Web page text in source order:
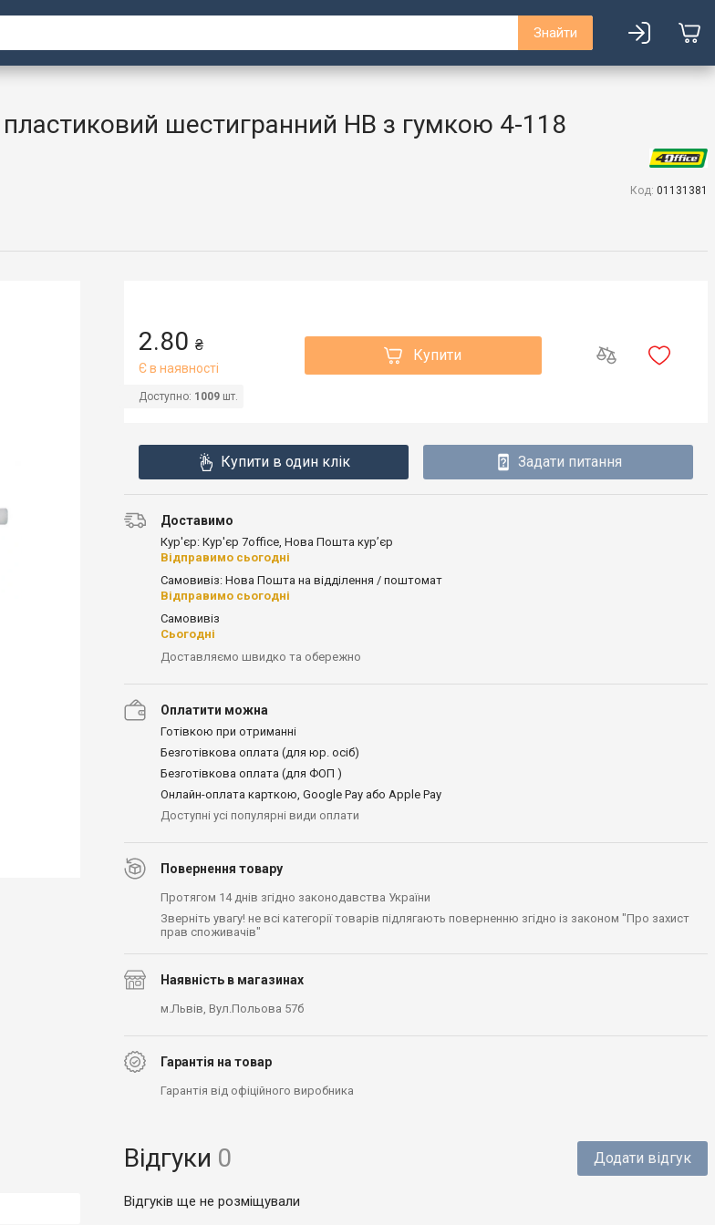
Знайти
шестигранний HB з гумкою 4-118
Код: 01131381
2.80 ₴
Є в наявності
Доступно: 1009 шт.
Купити
Купити в один клік Задати питання
Доставимо
Кур'єр: Кур'єр 7office, Нова Пошта кур’єр
Відправимо сьогодні
Самовивіз: Нова Пошта на відділення / поштомат
Відправимо сьогодні
Самовивіз
Сьогодні
Доставляємо швидко та обережно
Оплатити можна
Готівкою при отриманні
Безготівкова оплата (для юр. осіб)
Безготівкова оплата (для ФОП )
Онлайн-оплата карткою, Google Pay або Apple Pay
Доступні усі популярні види оплати
Повернення товару
Протягом 14 днів згідно законодавства України
Зверніть увагу! не всі категорії товарів підлягають поверненню згідно із законом "Про захист
прав споживачів"
Наявність в магазинах
м.Львів, Вул.Польова 57б
Гарантія на товар
Гарантія від офіційного виробника
Відгуки 0 Додати відгук
Відгуків ще не розміщували